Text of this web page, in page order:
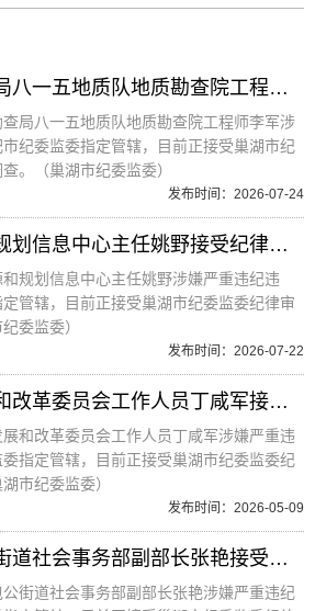
华东冶金地质勘查局八一五地质队地质勘查院工程师李军接受纪律审查和监察调查
八一五地质队地质勘查院工程师李军涉
纪委监委指定管辖，目前正接受巢湖市纪
。（巢湖市纪委监委）
发布时间：2026-07-24
巢湖市自然资源和规划信息中心主任姚野接受纪律审查和监察调查
划信息中心主任姚野涉嫌严重违纪违
管辖，目前正接受巢湖市纪委监委纪律审
委监委）
发布时间：2026-07-22
合肥市蜀山区发展和改革委员会工作人员丁咸军接受纪律审查和监察调查
改革委员会工作人员丁咸军涉嫌严重违
指定管辖，目前正接受巢湖市纪委监委纪
市纪委监委）
发布时间：2026-05-09
合肥市包河区包公街道社会事务部副部长张艳接受纪律审查和监察调查
道社会事务部副部长张艳涉嫌严重违纪